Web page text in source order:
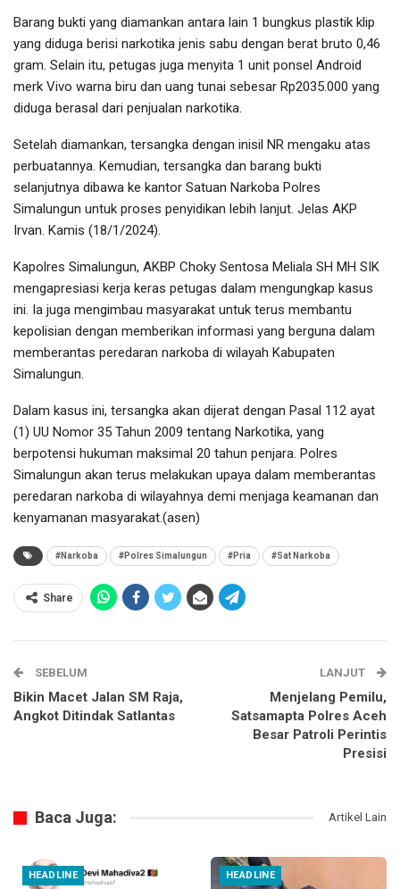
Barang bukti yang diamankan antara lain 1 bungkus plastik klip
yang diduga berisi narkotika jenis sabu dengan berat bruto 0,46
gram. Selain itu, petugas juga menyita 1 unit ponsel Android
merk Vivo warna biru dan uang tunai sebesar Rp2035.000 yang
diduga berasal dari penjualan narkotika.
Setelah diamankan, tersangka dengan inisil NR mengaku atas
perbuatannya. Kemudian, tersangka dan barang bukti
selanjutnya dibawa ke kantor Satuan Narkoba Polres
Simalungun untuk proses penyidikan lebih lanjut. Jelas AKP
Irvan. Kamis (18/1/2024).
Kapolres Simalungun, AKBP Choky Sentosa Meliala SH MH SIK
mengapresiasi kerja keras petugas dalam mengungkap kasus
ini. Ia juga mengimbau masyarakat untuk terus membantu
kepolisian dengan memberikan informasi yang berguna dalam
memberantas peredaran narkoba di wilayah Kabupaten
Simalungun.
Dalam kasus ini, tersangka akan dijerat dengan Pasal 112 ayat
(1) UU Nomor 35 Tahun 2009 tentang Narkotika, yang
berpotensi hukuman maksimal 20 tahun penjara. Polres
Simalungun akan terus melakukan upaya dalam memberantas
peredaran narkoba di wilayahnya demi menjaga keamanan dan
kenyamanan masyarakat.(asen)
#Narkoba #Polres Simalungun #Pria #Sat Narkoba
Share
SEBELUM
Bikin Macet Jalan SM Raja,
Angkot Ditindak Satlantas
LANJUT
Menjelang Pemilu,
Satsamapta Polres Aceh
Besar Patroli Perintis
Presisi
Baca Juga: Artikel Lain
HEADLINE HEADLINE